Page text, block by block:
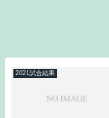
2021試合結果